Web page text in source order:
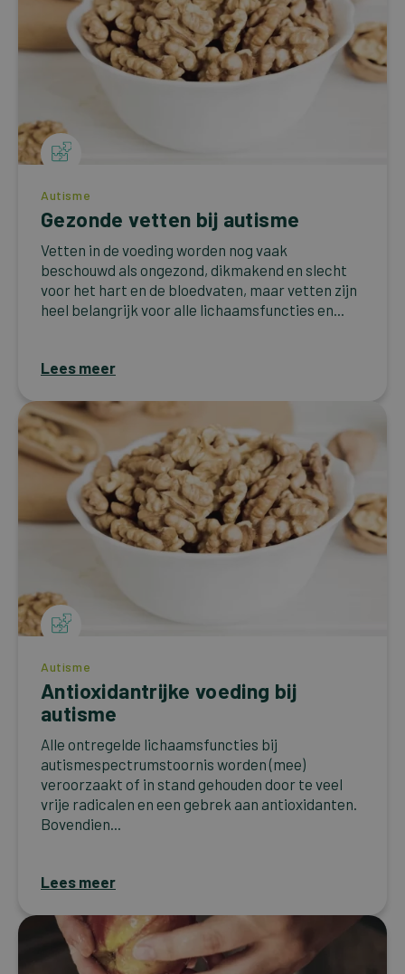
Autisme
Gezonde vetten bij autisme
Vetten in de voeding worden nog vaak
beschouwd als ongezond, dikmakend en slecht
voor het hart en de bloedvaten, maar vetten zijn
heel belangrijk voor alle lichaamsfuncties en...
Lees meer
Autisme
Antioxidantrijke voeding bij
autisme
Alle ontregelde lichaamsfuncties bij
autismespectrumstoornis worden (mee)
veroorzaakt of in stand gehouden door te veel
vrije radicalen en een gebrek aan antioxidanten.
Bovendien...
Lees meer